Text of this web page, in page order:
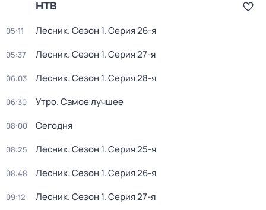
НТВ
05:11 Лесник. Сезон 1. Серия 26-я
05:37 Лесник. Сезон 1. Серия 27-я
06:03 Лесник. Сезон 1. Серия 28-я
06:30 Утро. Самое лучшее
08:00 Сегодня
08:25 Лесник. Сезон 1. Серия 25-я
08:48 Лесник. Сезон 1. Серия 26-я
09:12 Лесник. Сезон 1. Серия 27-я